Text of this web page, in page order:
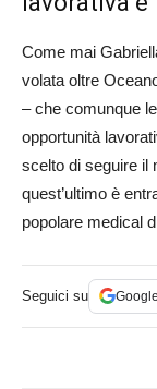
Come mai
volata oltre
– che comunque
opportunità
scelto di seguire il
quest’ultimo è
popolare medical
Seguici su Google